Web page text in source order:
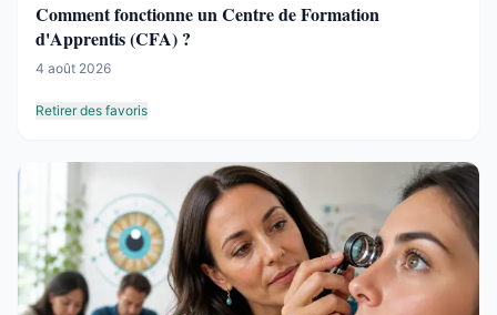
Comment fonctionne un Centre de Formation
d'Apprentis (CFA) ?
4 août 2026
Retirer des favoris